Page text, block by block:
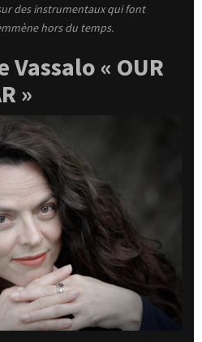
des instrumentaux qui font
hors du temps.
Vassalo « OUR
»